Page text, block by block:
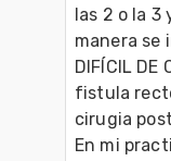
las 2 o la 3
manera se
DIFÍCIL DE
fistula
cirugia
En mi